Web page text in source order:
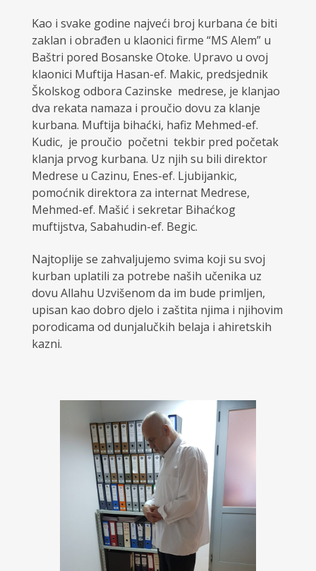
Kao i svake godine najveći broj kurbana će biti
zaklan i obrađen u klaonici firme “MS Alem” u
Baštri pored Bosanske Otoke. Upravo u ovoj
klaonici Muftija Hasan-ef. Makic, predsjednik
Školskog odbora Cazinske medrese, je klanjao
dva rekata namaza i proučio dovu za klanje
kurbana. Muftija bihaćki, hafiz Mehmed-ef.
Kudic, je proučio početni tekbir pred početak
klanja prvog kurbana. Uz njih su bili direktor
Medrese u Cazinu, Enes-ef. Ljubijankic,
pomoćnik direktora za internat Medrese,
Mehmed-ef. Mašić i sekretar Bihaćkog
muftijstva, Sabahudin-ef. Begic.
Najtoplije se zahvaljujemo svima koji su svoj
kurban uplatili za potrebe naših učenika uz
dovu Allahu Uzvišenom da im bude primljen,
upisan kao dobro djelo i zaštita njima i njihovim
porodicama od dunjalučkih belaja i ahiretskih
kazni.